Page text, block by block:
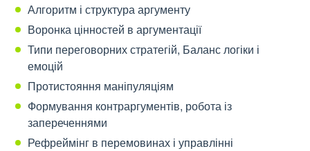
Алгоритм і структура аргументу
Воронка цінностей в аргументації
Типи переговорних стратегій, Баланс логіки і
емоцій
Протистояння маніпуляціям
Формування контраргументів, робота із
запереченнями
Рефреймінг в перемовинах і управлінні